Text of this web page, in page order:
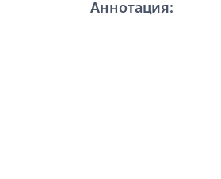
Аннотация: